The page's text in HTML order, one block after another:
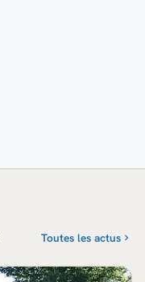
Toutes les actus